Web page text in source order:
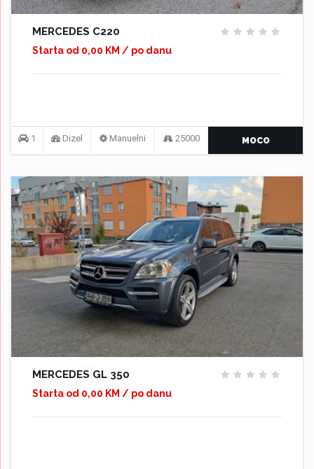
MERCEDES C220
Starta od 0,00 KM / po danu
1 Dizel Manuelni 25000 MOCO
MERCEDES GL 350
Starta od 0,00 KM / po danu